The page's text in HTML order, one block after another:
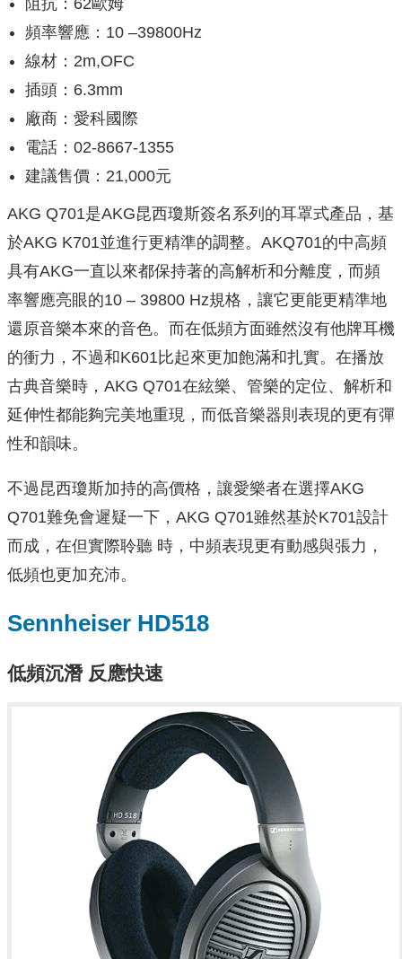
阻抗：62歐姆
頻率響應：10 –39800Hz
線材：2m,OFC
插頭：6.3mm
廠商：愛科國際
電話：02-8667-1355
建議售價：21,000元
AKG Q701是AKG昆西瓊斯簽名系列的耳罩式產品，基
於AKG K701並進行更精準的調整。AKQ701的中高頻
具有AKG一直以來都保持著的高解析和分離度，而頻
率響應亮眼的10 – 39800 Hz規格，讓它更能更精準地
還原音樂本來的音色。而在低頻方面雖然沒有他牌耳機
的衝力，不過和K601比起來更加飽滿和扎實。在播放
古典音樂時，AKG Q701在絃樂、管樂的定位、解析和
延伸性都能夠完美地重現，而低音樂器則表現的更有彈
性和韻味。
不過昆西瓊斯加持的高價格，讓愛樂者在選擇AKG
Q701難免會遲疑一下，AKG Q701雖然基於K701設計
而成，在但實際聆聽 時，中頻表現更有動感與張力，
低頻也更加充沛。
Sennheiser HD518
低頻沉潛 反應快速